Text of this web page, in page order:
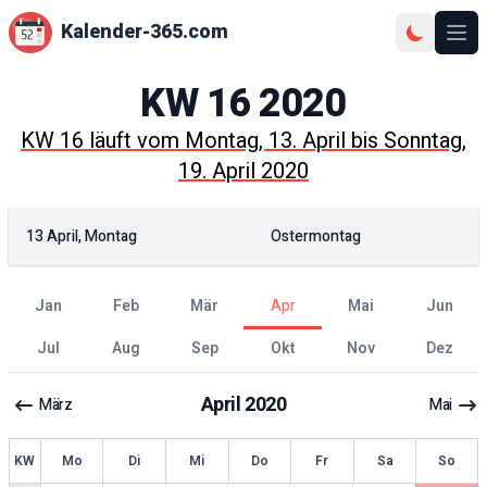
Kalender-365.com
KW162020
KW16läuft vomMontag, 13. AprilbisSonntag,
19. April 2020
13 April, Montag Ostermontag
Jan Feb Mär Apr Mai
Jun
Jul
Aug Sep Okt Nov Dez
März April2020 Mai
KW Mo Di Mi Do Fr Sa So